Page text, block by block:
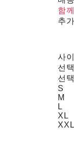
함
추
사
선
선
S
M
L
XL
XXL